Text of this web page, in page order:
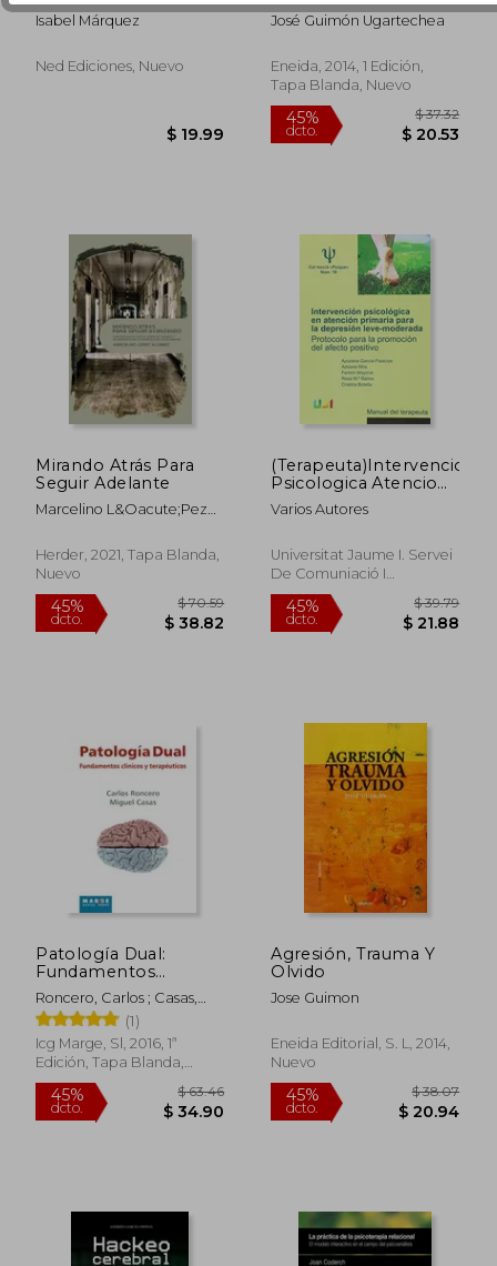
$
45% $ 48.06 45%
(Spanish Edition)
Isabel Márquez
Ned Ediciones, Nuevo
Incierto
José Guimón Ugartechea
Eneida, 2014, 1 Edición,
Tapa Blanda, Nuevo
Mirando Atrás Para
Seguir Adelante
Marcelino L&Oacute;Pez
Herder, 2021, Tapa Blanda,
Nuevo
(Terapeuta)Intervencion
Psicologica Atencion
Primaria Leve
Varios Autores
Universitat Jaume I. Servei
De Comuniació I
Publicacions, Tapa Blanda,
Nuevo
Patología Dual:
Fundamentos
Clínicos y Terapéutico
Roncero, Carlos ; Casas,
Miguel
(1)
Icg Marge, Sl, 2016, 1ª
Edición, Tapa Blanda,
Nuevo
Agresión, Trauma Y
Olvido
Jose Guimon
Eneida Editorial, S. L, 2014,
Nuevo